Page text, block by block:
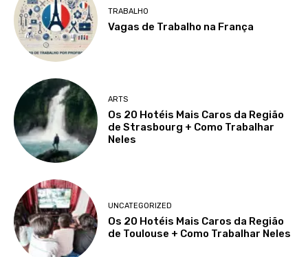
TRABALHO
Vagas de Trabalho na França
ARTS
Os 20 Hotéis Mais Caros da Região
de Strasbourg + Como Trabalhar
Neles
UNCATEGORIZED
Os 20 Hotéis Mais Caros da Região
de Toulouse + Como Trabalhar Neles